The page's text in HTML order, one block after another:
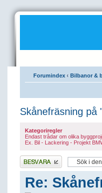
Forumindex ‹ Bilbanor &
Skånefräsning på
Kategoriregler
Endast trådar om olika
Ex. Bil - Lackering - Projekt
Besvara
Re: